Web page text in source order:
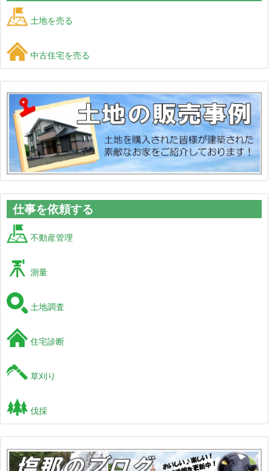
土地を売る
中古住宅を売る
仕事を依頼する
不動産管理
測量
土地調査
住宅診断
草刈り
伐採